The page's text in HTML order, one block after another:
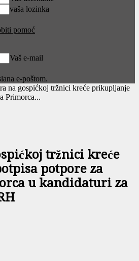
vaša lozinka
pomoć
Vaš e-mail
e-poštom.
na gospićkoj tržnici kreće prikupljanje
Primorca...
tržnici kreće
potpore za
u kandidaturi za